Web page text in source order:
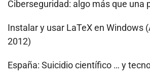
Ciberseguridad: algo más que una
Instalar y usar LaTeX en Windows
2012)
España: Suicidio científico … y